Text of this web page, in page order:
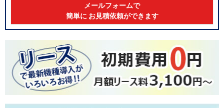
メールフォームで
簡単に お見積依頼ができます